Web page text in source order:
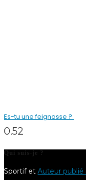
Es-tu une feignasse ?
Qui suis-je ?
Sportif et Auteur publié